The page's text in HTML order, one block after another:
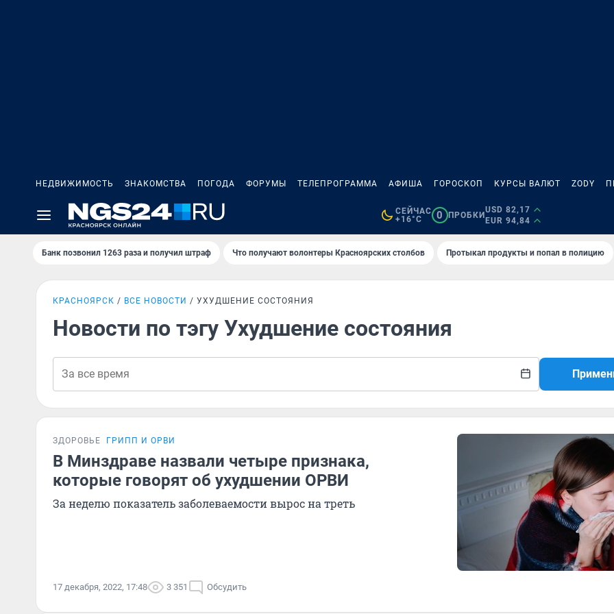
НЕДВИЖИМОСТЬ ЗНАКОМСТВА ПОГОДА ФОРУМЫ ТЕЛЕПРОГРАММА АФИША ГОРОСКОП КУРСЫ ВАЛЮТ ZODY
СЕЙЧАС
+16°C
0 ПРОБКИ
USD 82,17
EUR 94,84
Банк позвонил 1263 раза и получил штраф Что получают волонтеры Красноярских столбов Протыкал продукты и попал в полицию
КРАСНОЯРСК ВСЕ НОВОСТИ УХУДШЕНИЕ СОСТОЯНИЯ
Новости по тэгу Ухудшение состояния
ЗДОРОВЬЕ ГРИПП И ОРВИ
В Минздраве назвали четыре признака,
которые говорят об ухудшении ОРВИ
За неделю показатель заболеваемости вырос на треть
17 декабря, 2022, 17:48 3 351 Обсудить